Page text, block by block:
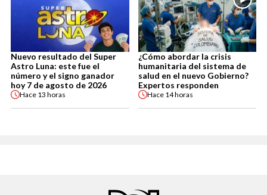
Nuevo resultado del Super
Astro Luna: este fue el
número y el signo ganador
hoy 7 de agosto de 2026
Hace 13 horas
¿Cómo abordar la crisis
humanitaria del sistema de
salud en el nuevo Gobierno?
Expertos responden
Hace 14 horas